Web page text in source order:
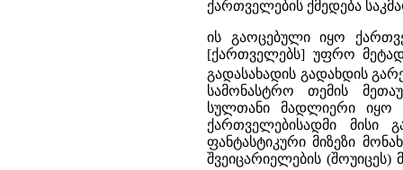
ქართველების ქმედება
ის გაოცებული იყო
[ქართველებს] უფრო
გადასახადის გადახდის
სამონასტრო თემის
სულთანი მადლიერი იყო
ქართველებისადმი მისი
ფანტასტიკური მიზეზი
შვეიცარიელების (შოუიცეს)